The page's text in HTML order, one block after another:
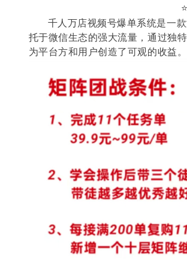
千人万店视频号爆单系统是一
托于微信生态的强大流量，通过独
为平台方和用户创造了可观的收益。